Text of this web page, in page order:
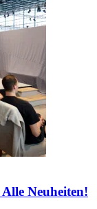
Neuheiten!